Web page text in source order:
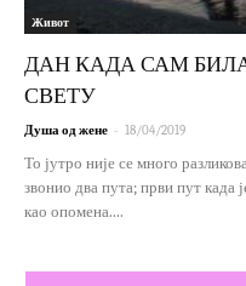
Живот
ДАН КАДА САМ
СВЕТУ
Душа од жене - 18/04/2019
То јутро није се много
звонио два пута; први пут када
као опомена....